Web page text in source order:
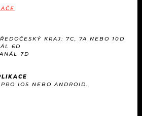
KRAJ: 7C, 7A NEBO 10D
6D
7D
PRO IOS NEBO ANDROID.